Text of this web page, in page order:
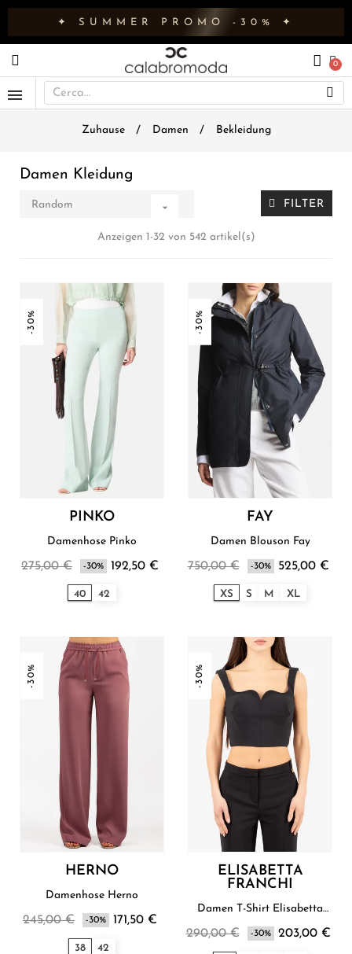
✦ SUMMER PROMO -30% ✦
Zuhause Damen Bekleidung
Damen Kleidung
Random  FILTER
Anzeigen 1-32 von 542 artikel(s)
-30%
PINKO
Damenhose Pinko
275,00 € -30% 192,50 €
40 42
-30%
FAY
Damen Blouson Fay
750,00 € -30% 525,00 €
XS S M XL
-30%
HERNO
Damenhose Herno
245,00 € -30% 171,50 €
38 42
-30%
ELISABETTA
FRANCHI
Damen T-Shirt Elisabetta
290,00 € -30% 203,00 €